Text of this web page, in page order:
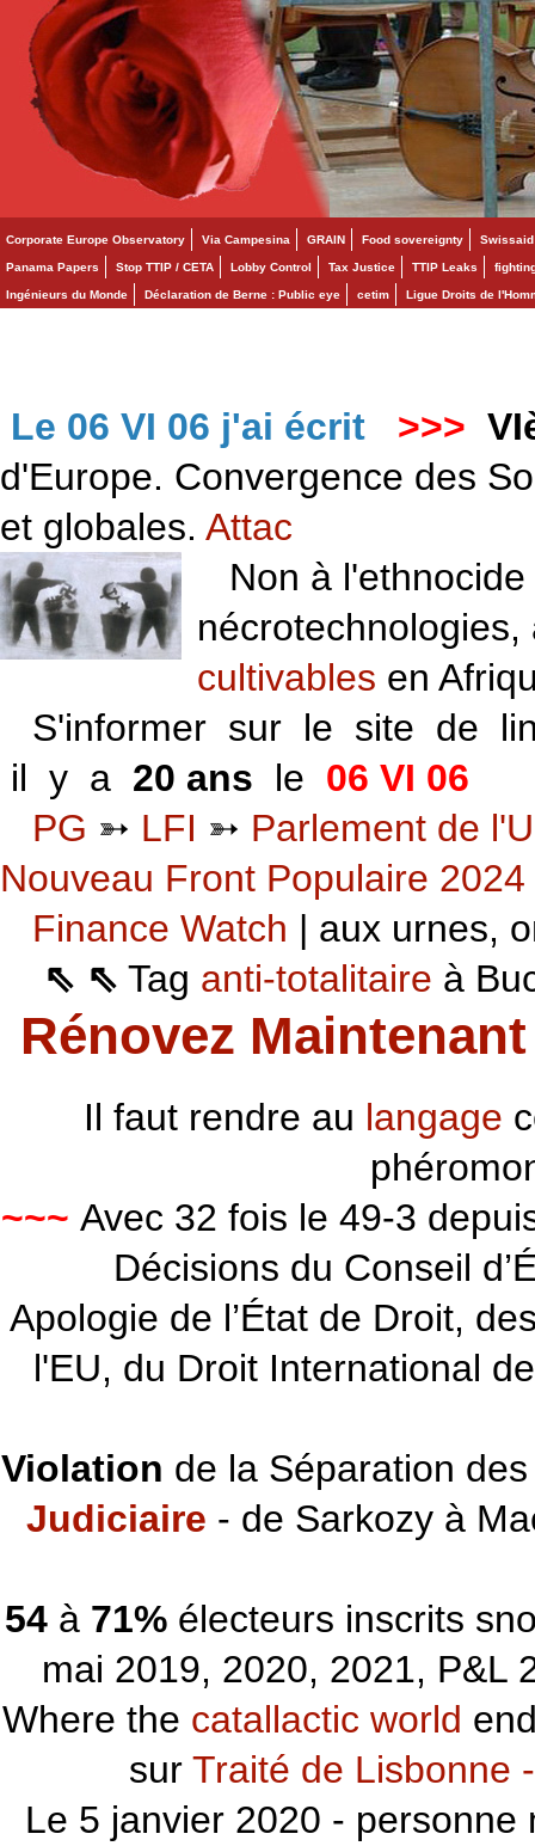
Corporate Europe Observatory Via Campesina GRAIN Food sovereignty Swissaid
Panama Papers Stop TTIP / CETA Lobby Control Tax Justice TTIP Leaks
Ingénieurs du Monde Déclaration de Berne : Public eye cetim Ligue Droits de
Le 06 VI 06 j'ai écrit >>>
d'Europe. Convergence des
et globales. Attac
Non à l'ethnocide
cultivables en
S'informer sur le site de
il y a 20 ans le 06 VI 06
PG ➳ LFI ➳ Parlement de
Nouveau Front Populaire 2024
Finance Watch | aux urnes,
⇖ ⇖ Tag anti-totalitaire à
Rénovez
Il faut rendre au langage
~~~ Avec 32 fois le 49-3
Décisions du Conseil
Apologie de l’État de Droit,
l'EU, du Droit International
Violation de la Séparation
Judiciaire - de Sarkozy à
54à 71%électeurs inscrits
mai 2019, 2020, 2021, P&L
Where the catallactic world
sur Traité de Lisbonne
Le 5 janvier 2020 -